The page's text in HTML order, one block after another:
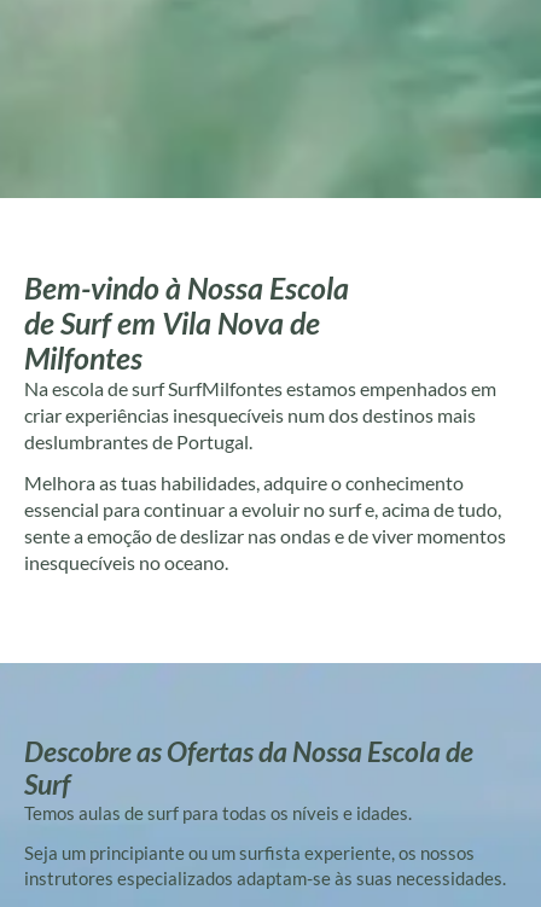
Bem-vindo à Nossa Escola
de Surf em Vila Nova de
Milfontes
Na escola de surf SurfMilfontes estamos empenhados em
criar experiências inesquecíveis num dos destinos mais
deslumbrantes de Portugal.
Melhora as tuas habilidades, adquire o conhecimento
essencial para continuar a evoluir no surf e, acima de tudo,
sente a emoção de deslizar nas ondas e de viver momentos
inesquecíveis no oceano.
Descobre as Ofertas da Nossa Escola de
Surf
Temos aulas de surf para todas os níveis e idades.
Seja um principiante ou um surfista experiente, os nossos
instrutores especializados adaptam-se às suas necessidades.